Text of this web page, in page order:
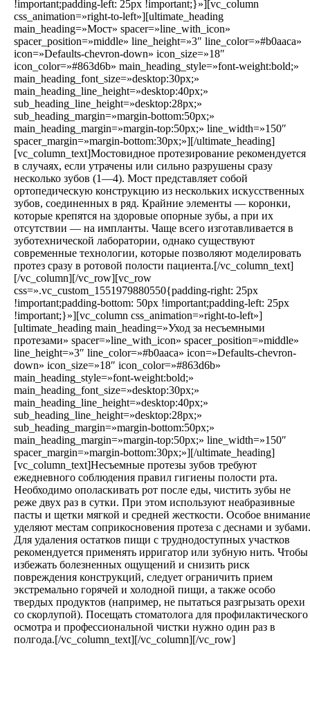
!important;padding-left: 25px !important;}»][vc_column
css_animation=»right-to-left»][ultimate_heading
main_heading=»Мост» spacer=»line_with_icon»
spacer_position=»middle» line_height=»3″ line_color=»#b0aaca»
icon=»Defaults-chevron-down» icon_size=»18″
icon_color=»#863d6b» main_heading_style=»font-weight:bold;»
main_heading_font_size=»desktop:30px;»
main_heading_line_height=»desktop:40px;»
sub_heading_line_height=»desktop:28px;»
sub_heading_margin=»margin-bottom:50px;»
main_heading_margin=»margin-top:50px;» line_width=»150″
spacer_margin=»margin-bottom:30px;»][/ultimate_heading]
[vc_column_text]Мостовидное протезирование рекомендуется
в случаях, если утрачены или сильно разрушены сразу
несколько зубов (1—4). Мост представляет собой
ортопедическую конструкцию из нескольких искусственных
зубов, соединенных в ряд. Крайние элементы — коронки,
которые крепятся на здоровые опорные зубы, а при их
отсутствии — на импланты. Чаще всего изготавливается в
зуботехнической лаборатории, однако существуют
современные технологии, которые позволяют моделировать
протез сразу в ротовой полости пациента.[/vc_column_text]
[/vc_column][/vc_row][vc_row
css=».vc_custom_1551979880550{padding-right: 25px
!important;padding-bottom: 50px !important;padding-left: 25px
!important;}»][vc_column css_animation=»right-to-left»]
[ultimate_heading main_heading=»Уход за несъемными
протезами» spacer=»line_with_icon» spacer_position=»middle»
line_height=»3″ line_color=»#b0aaca» icon=»Defaults-chevron-
down» icon_size=»18″ icon_color=»#863d6b»
main_heading_style=»font-weight:bold;»
main_heading_font_size=»desktop:30px;»
main_heading_line_height=»desktop:40px;»
sub_heading_line_height=»desktop:28px;»
sub_heading_margin=»margin-bottom:50px;»
main_heading_margin=»margin-top:50px;» line_width=»150″
spacer_margin=»margin-bottom:30px;»][/ultimate_heading]
[vc_column_text]Несъемные протезы зубов требуют
ежедневного соблюдения правил гигиены полости рта.
Необходимо ополаскивать рот после еды, чистить зубы не
реже двух раз в сутки. При этом используют неабразивные
пасты и щетки мягкой и средней жесткости. Особое внимание
уделяют местам соприкосновения протеза с деснами и зубами.
Для удаления остатков пищи с труднодоступных участков
рекомендуется применять ирригатор или зубную нить. Чтобы
избежать болезненных ощущений и снизить риск
повреждения конструкций, следует ограничить прием
экстремально горячей и холодной пищи, а также особо
твердых продуктов (например, не пытаться разгрызать орехи
со скорлупой). Посещать стоматолога для профилактического
осмотра и профессиональной чистки нужно один раз в
полгода.[/vc_column_text][/vc_column][/vc_row]